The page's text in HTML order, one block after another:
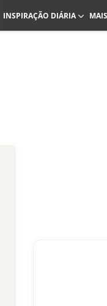
INSPIRAÇÃO DIÁRIA MAIS